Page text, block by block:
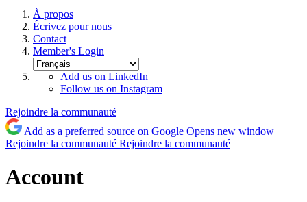
À propos
Écrivez pour nous
Contact
Member's Login
Add us on LinkedIn
Follow us on Instagram
Rejoindre la communauté
Add as a preferred source on Google Opens new window
Rejoindre la communauté Rejoindre la communauté
Account